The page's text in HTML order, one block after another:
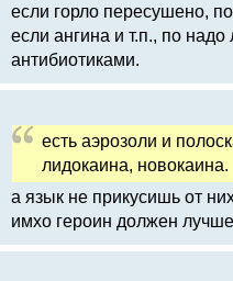
если горло пересушено,
если ангина и т.п., по надо
антибиотиками.
есть аэрозоли и
лидокаина, новокаина.
а язык не прикусишь от
имхо героин должен